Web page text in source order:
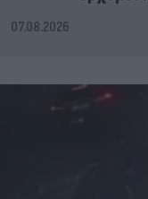
07.08.2026